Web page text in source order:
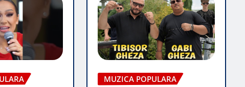
MUZICA POPULARA